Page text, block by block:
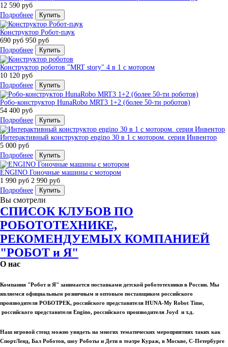
12 590 руб
Подробнее
Купить
Конструктор Робот-паук
690 руб 950 руб
Подробнее
Купить
Конструктор роботов "MRT story" 4 в 1 с мотором
10 120 руб
Подробнее
Купить
Робо-конструктор HunaRobo MRT3 1+2 (более 50-ти роботов)
54 400 руб
Подробнее
Купить
Интерактивный конструктор engino 30 в 1 с мотором. серия Инвентор
5 000 руб
Подробнее
Купить
ENGINO Гоночные машины с мотором
1 990 руб 2 990 руб
Подробнее
Купить
Вы смотрели
СПИСОК КЛУБОВ ПО
РОБОТОТЕХНИКЕ,
РЕКОМЕНДУЕМЫХ КОМПАНИЕЙ
"РОБОТ и Я"
О нас
Компания "Робот и Я" занимается поставками детской робототехники в России. Мы
являемся официальным розничным и оптовым поставщиком российского
производителя РОБОТРЕК, российского представителя HUNA-My Robot Time,
российского представителя Engino, российского производителя Joyd и т.д.
Наш игровой стенд можно увидеть на многих тематических мероприятиях таких как
СпортЛенд, Бал Роботов, шоу Роботы и Дети в театре Кураж, в Москве, С-Петербурге